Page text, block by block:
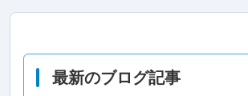
最新のブログ記事